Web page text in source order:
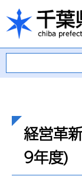
経営革
9年度)